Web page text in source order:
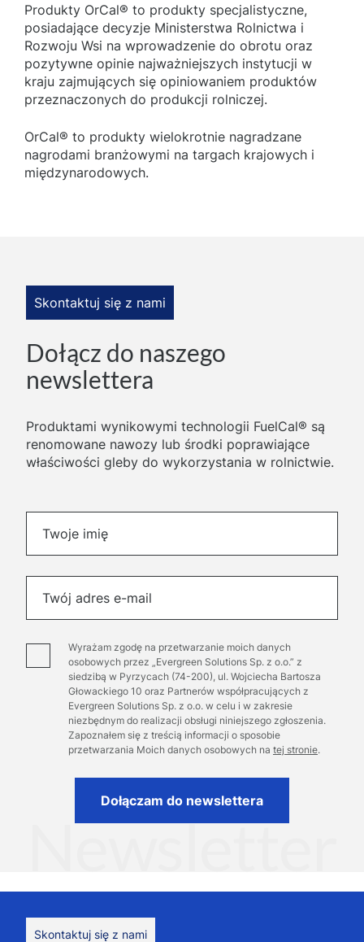
Produkty OrCal® to produkty specjalistyczne,
posiadające decyzje Ministerstwa Rolnictwa i
Rozwoju Wsi na wprowadzenie do obrotu oraz
pozytywne opinie najważniejszych instytucji w
kraju zajmujących się opiniowaniem produktów
przeznaczonych do produkcji rolniczej.
OrCal® to produkty wielokrotnie nagradzane
nagrodami branżowymi na targach krajowych i
międzynarodowych.
Skontaktuj się z nami
Dołącz do naszego
newslettera
Produktami wynikowymi technologii FuelCal® są
renomowane nawozy lub środki poprawiające
właściwości gleby do wykorzystania w rolnictwie.
leave
this
field
empty.
Twoje imię
Twój adres e-mail
Wyrażam zgodę na przetwarzanie moich danych
osobowych przez „Evergreen Solutions Sp. z o.o.” z
siedzibą w Pyrzycach (74-200), ul. Wojciecha Bartosza
Głowackiego 10 oraz Partnerów współpracujących z
Evergreen Solutions Sp. z o.o. w celu i w zakresie
niezbędnym do realizacji obsługi niniejszego zgłoszenia.
Zapoznałem się z treścią informacji o sposobie
przetwarzania Moich danych osobowych na tej stronie.
Skontaktuj się z nami